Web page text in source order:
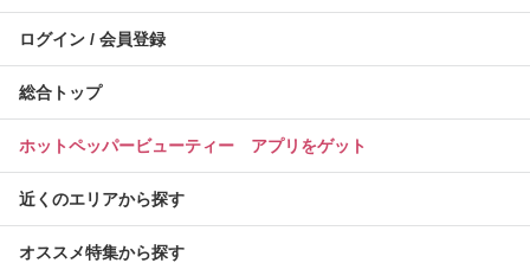
ログイン / 会員登録
総合トップ
ホットペッパービューティー アプリをゲット
近くのエリアから探す
オススメ特集から探す